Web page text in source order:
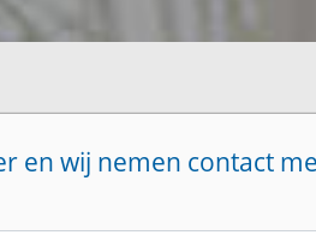
en wij nemen contact